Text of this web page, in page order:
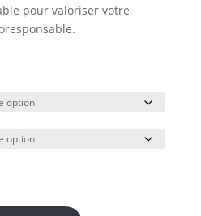
pour valoriser votre